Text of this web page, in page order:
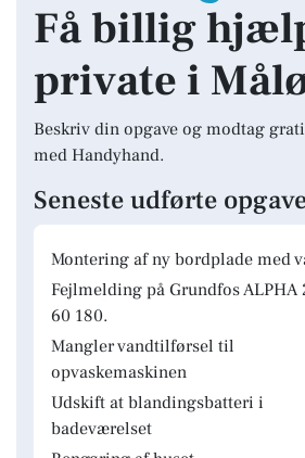
Få billig
private i
Beskriv din opgave og modtag
med Handyhand.
Seneste udførte
Montering af ny bordplade med
Fejlmelding på Grundfos ALPHA
60 180.
Mangler vandtilførsel til
opvaskemaskinen
Udskift at blandingsbatteri i
badeværelset